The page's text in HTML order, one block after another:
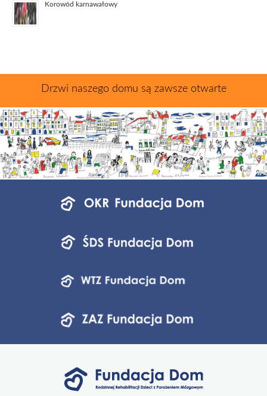
Korowód karnawałowy
Drzwi naszego domu są zawsze otwarte